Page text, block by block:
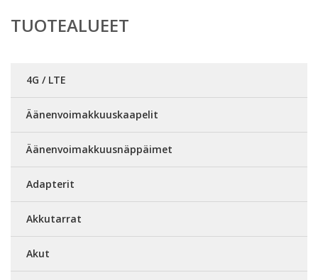
TUOTEALUEET
4G / LTE
Äänenvoimakkuuskaapelit
Äänenvoimakkuusnäppäimet
Adapterit
Akkutarrat
Akut